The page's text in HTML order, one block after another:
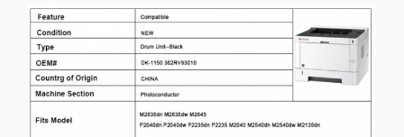
Cantidad mínima de
pedido
Paquete
Empaquetado individualmente en
cajas de cartón